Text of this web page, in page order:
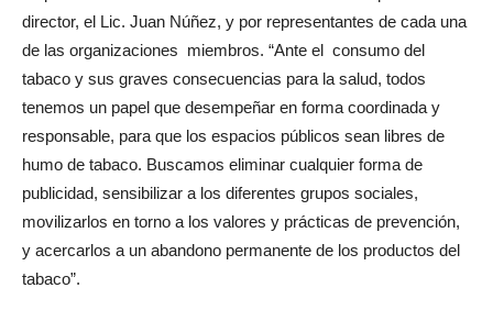
director, el Lic. Juan Núñez, y por representantes de cada una
de las organizaciones miembros. “Ante el consumo del
tabaco y sus graves consecuencias para la salud, todos
tenemos un papel que desempeñar en forma coordinada y
responsable, para que los espacios públicos sean libres de
humo de tabaco. Buscamos eliminar cualquier forma de
publicidad, sensibilizar a los diferentes grupos sociales,
movilizarlos en torno a los valores y prácticas de prevención,
y acercarlos a un abandono permanente de los productos del
tabaco”.